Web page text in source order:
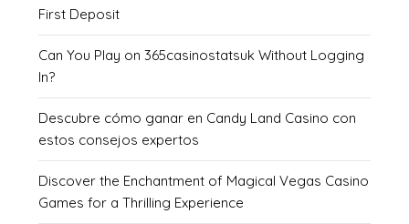
First Deposit
Can You Play on 365casinostatsuk Without Logging
In?
Descubre cómo ganar en Candy Land Casino con
estos consejos expertos
Discover the Enchantment of Magical Vegas Casino
Games for a Thrilling Experience